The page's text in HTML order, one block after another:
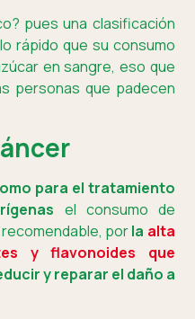
pues una clasificación
rápido que su consumo
en sangre, eso que
personas que padecen
para el tratamiento
el consumo de
porla alta
y flavonoides que
y reparar el daño a